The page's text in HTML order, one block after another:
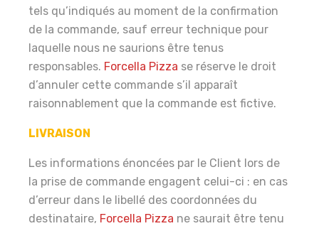
tels qu’indiqués au moment de la confirmation
de la commande, sauf erreur technique pour
laquelle nous ne saurions être tenus
responsables. Forcella Pizza se réserve le droit
d’annuler cette commande s’il apparaît
raisonnablement que la commande est fictive.
LIVRAISON
Les informations énoncées par le Client lors de
la prise de commande engagent celui-ci : en cas
d’erreur dans le libellé des coordonnées du
destinataire, Forcella Pizza ne saurait être tenu